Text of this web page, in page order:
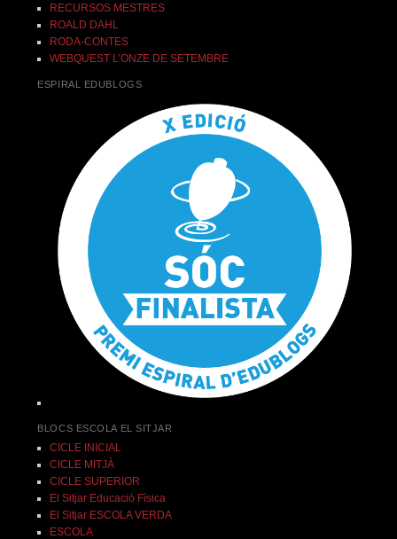
RECURSOS MESTRES
ROALD DAHL
RODA-CONTES
WEBQUEST L’ONZE DE SETEMBRE
ESPIRAL EDUBLOGS
BLOCS ESCOLA EL SITJAR
CICLE INICIAL
CICLE MITJÀ
CICLE SUPERIOR
El Sitjar Educació Física
El Sitjar ESCOLA VERDA
ESCOLA